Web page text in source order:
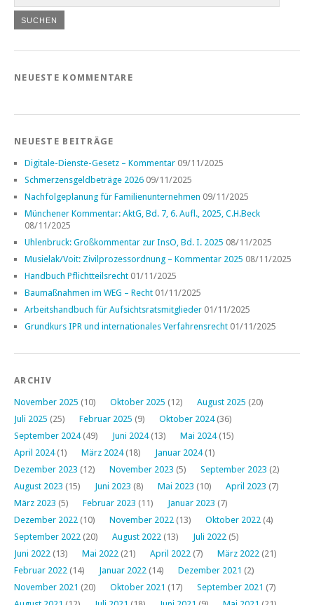
NEUESTE KOMMENTARE
NEUESTE BEITRÄGE
Digitale-Dienste-Gesetz – Kommentar 09/11/2025
Schmerzensgeldbeträge 2026 09/11/2025
Nachfolgeplanung für Familienunternehmen 09/11/2025
Münchener Kommentar: AktG, Bd. 7, 6. Aufl., 2025, C.H.Beck
08/11/2025
Uhlenbruck: Großkommentar zur InsO, Bd. I. 2025 08/11/2025
Musielak/Voit: Zivilprozessordnung – Kommentar 2025 08/11/2025
Handbuch Pflichtteilsrecht 01/11/2025
Baumaßnahmen im WEG – Recht 01/11/2025
Arbeitshandbuch für Aufsichtsratsmitglieder 01/11/2025
Grundkurs IPR und internationales Verfahrensrecht 01/11/2025
ARCHIV
November 2025 (10) Oktober 2025 (12) August 2025 (20)
Juli 2025 (25) Februar 2025 (9) Oktober 2024(36)
September 2024(49) Juni 2024(13) Mai 2024(15)
April 2024(1) März 2024(18) Januar 2024(1)
Dezember 2023 (12) November 2023 (5) September 2023 (2)
August 2023 (15) Juni 2023 (8) Mai 2023 (10) April 2023 (7)
März 2023 (5) Februar 2023 (11) Januar 2023 (7)
Dezember 2022 (10) November 2022 (13) Oktober 2022 (4)
September 2022 (20) August 2022 (13) Juli 2022 (5)
Juni 2022 (13) Mai 2022 (21) April 2022 (7) März 2022 (21)
Februar 2022 (14) Januar 2022 (14) Dezember 2021 (2)
November 2021 (20) Oktober 2021 (17) September 2021 (7)